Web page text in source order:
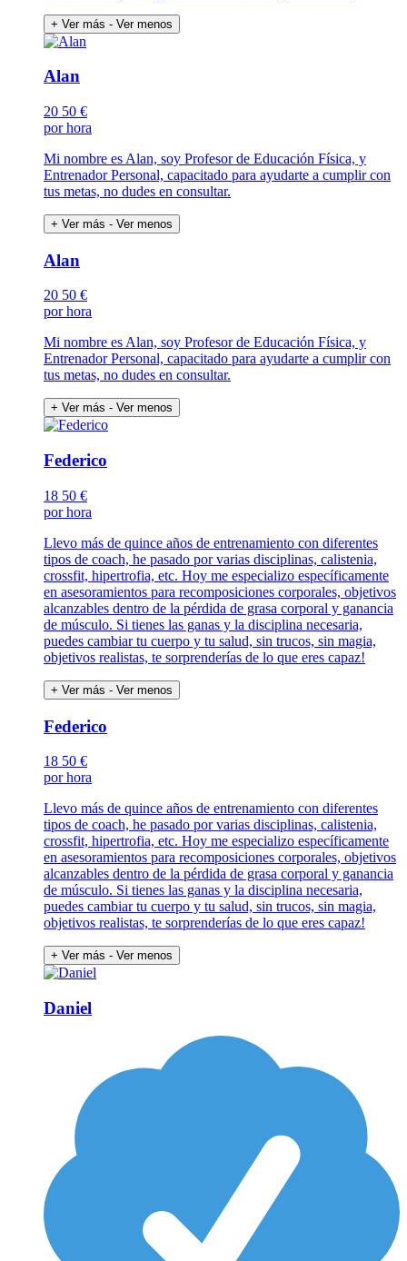
+ Ver más - Ver menos
Alan
20 50 €
por hora
Mi nombre es Alan, soy Profesor de Educación Física, y
Entrenador Personal, capacitado para ayudarte a cumplir con
tus metas, no dudes en consultar.
+ Ver más - Ver menos
Alan
20 50 €
por hora
Mi nombre es Alan, soy Profesor de Educación Física, y
Entrenador Personal, capacitado para ayudarte a cumplir con
tus metas, no dudes en consultar.
+ Ver más - Ver menos
Federico
18 50 €
por hora
Llevo más de quince años de entrenamiento con diferentes
tipos de coach, he pasado por varias disciplinas, calistenia,
crossfit, hipertrofia, etc. Hoy me especializo específicamente
en asesoramientos para recomposiciones corporales, objetivos
alcanzables dentro de la pérdida de grasa corporal y ganancia
de músculo. Si tienes las ganas y la disciplina necesaria,
puedes cambiar tu cuerpo y tu salud, sin trucos, sin magia,
objetivos realistas, te sorprenderías de lo que eres capaz!
+ Ver más - Ver menos
Federico
18 50 €
por hora
Llevo más de quince años de entrenamiento con diferentes
tipos de coach, he pasado por varias disciplinas, calistenia,
crossfit, hipertrofia, etc. Hoy me especializo específicamente
en asesoramientos para recomposiciones corporales, objetivos
alcanzables dentro de la pérdida de grasa corporal y ganancia
de músculo. Si tienes las ganas y la disciplina necesaria,
puedes cambiar tu cuerpo y tu salud, sin trucos, sin magia,
objetivos realistas, te sorprenderías de lo que eres capaz!
+ Ver más - Ver menos
Daniel